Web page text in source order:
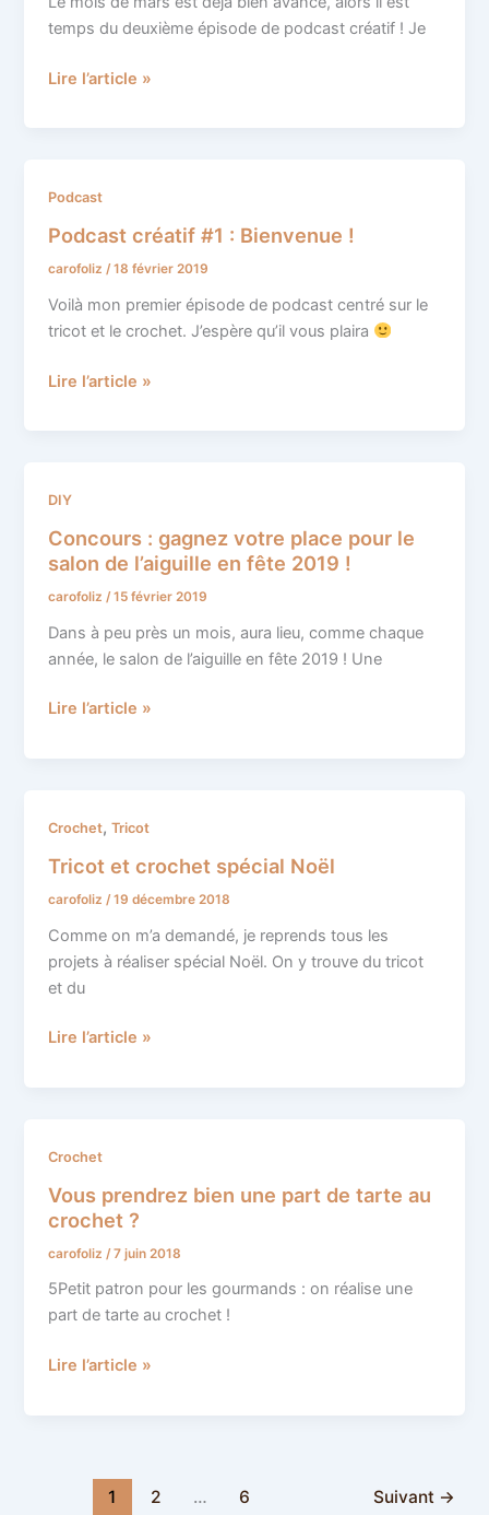
temps du deuxième épisode de podcast créatif ! Je
aux
Lire l’article »
Podcast
Podcast créatif #1 : Bienvenue !
carofoliz/18 février 2019
Voilà mon premier épisode de podcast centré sur le
tricot et le crochet. J’espère qu’il vous plaira
Podcast
#1
:
Bienvenue
!
Lire l’article »
DIY
Concours : gagnez votre place pour le
salon de l’aiguille en fête 2019 !
carofoliz /15 février 2019
Dans à peu près un mois, aura lieu, comme chaque
année, le salon de l’aiguille en fête 2019 ! Une
Concours
gagnez
votre
place
pour
le
de
!
Lire l’article »
Crochet,Tricot
Tricot et crochet spécial Noël
carofoliz /19 décembre 2018
Comme on m’a demandé, je reprends tous les
projets à réaliser spécial Noël. On y trouve du tricot
et du
Tricot
crochet
spécial
Noël
Lire l’article »
Crochet
Vous prendrez bien une part de tarte au
crochet ?
carofoliz /7 juin 2018
5Petit patron pour les gourmands : on réalise une
part de tarte au crochet !
Vous
bien
une
part
de
tarte
crochet
Lire l’article »
1 2 … 6 Suivant →